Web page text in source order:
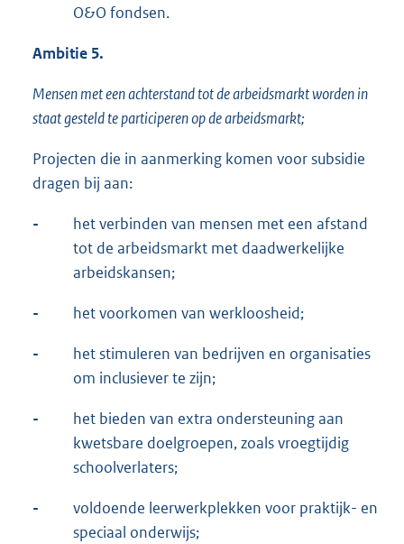
O&O fondsen.
Ambitie 5.
Mensen met een achterstand tot de arbeidsmarkt worden in
staat gesteld te participeren op de arbeidsmarkt;
Projecten die in aanmerking komen voor subsidie
dragen bij aan:
-
het verbinden van mensen met een afstand
tot de arbeidsmarkt met daadwerkelijke
arbeidskansen;
- het voorkomen van werkloosheid;
-
het stimuleren van bedrijven en organisaties
om inclusiever te zijn;
-
het bieden van extra ondersteuning aan
kwetsbare doelgroepen, zoals vroegtijdig
schoolverlaters;
-
voldoende leerwerkplekken voor praktijk- en
speciaal onderwijs;